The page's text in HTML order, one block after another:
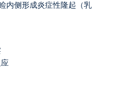
内侧形成炎症性隆起（乳